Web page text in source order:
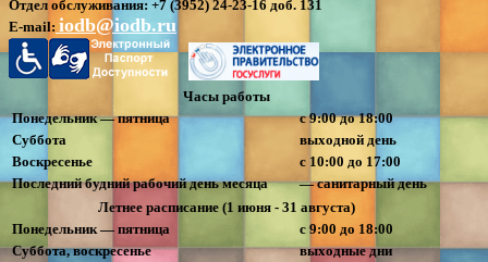
Отдел обслуживания: +7 (3952) 24-23-16 доб. 131
E-mail: iodb@iodb.ru
Часы работы
Понедельник — пятница
с 9:00 до 18:00
Суббота
выходной день
Воскресенье
с 10:00 до 17:00
Последний будний рабочий день месяца
— санитарный день
Летнее расписание (1 июня - 31 августа)
Понедельник — пятница
с 9:00 до 18:00
Суббота, воскресенье
выходные дни